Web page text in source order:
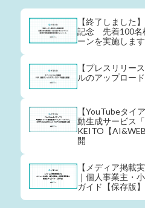
【終了しました
記念 先着100名
ーンを実施します
【プレスリリー
ルのアップロー
【YouTubeタイ
動生成サービス「
KEITO【
開
【メディア掲載
｜個人事業主・
ガイド【保存版】